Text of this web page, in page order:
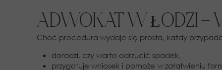
ADWOKAT W ŁODZI –
Choć procedura wydaje się prosta, każdy
doradzi, czy warto odrzucić spadek,
przygotuje wniosek i pomoże w załatwieniu